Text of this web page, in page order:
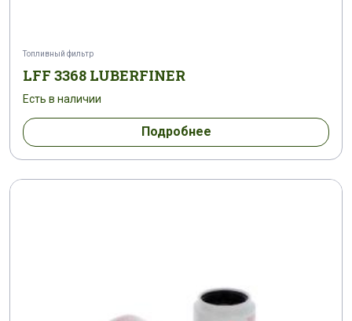
Топливный фильтр
LFF 3368 LUBERFINER
Есть в наличии
Подробнее